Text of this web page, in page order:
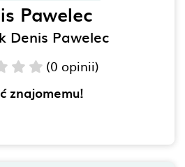
Pawelec
Denis Pawelec
(0 opinii)
znajomemu!